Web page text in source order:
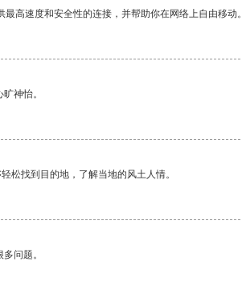
高速度和安全性的连接，并帮助你在网络上自由移动。
神怡。
松找到目的地，了解当地的风土人情。
问题。